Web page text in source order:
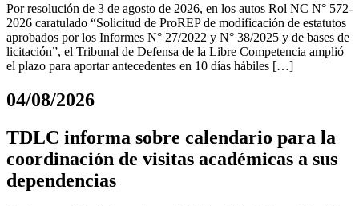
Por resolución de 3 de agosto de 2026, en los autos Rol NC N° 572-
2026 caratulado “Solicitud de ProREP de modificación de estatutos
aprobados por los Informes N° 27/2022 y N° 38/2025 y de bases de
licitación”, el Tribunal de Defensa de la Libre Competencia amplió
el plazo para aportar antecedentes en 10 días hábiles […]
04/08/2026
TDLC informa sobre calendario para la
coordinación de visitas académicas a sus
dependencias